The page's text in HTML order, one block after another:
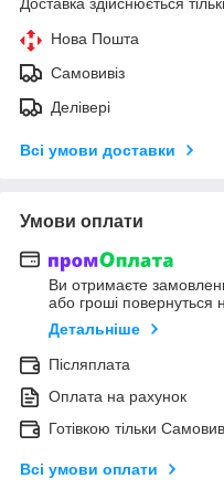
Нова Пошта
Самовивіз
Делівері
Всі умови доставки
Умови оплати
Ви отримаєте
або гроші повернуться
Детальніше
Післяплата
Оплата на рахунок
Готівкою тільки
Всі умови оплати